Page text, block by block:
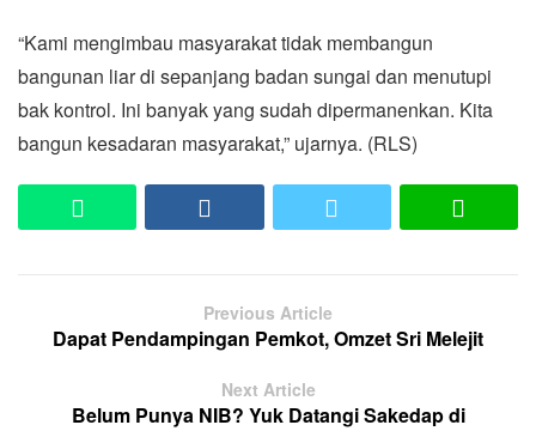
“Kami mengimbau masyarakat tidak membangun
bangunan liar di sepanjang badan sungai dan menutupi
bak kontrol. Ini banyak yang sudah dipermanenkan. Kita
bangun kesadaran masyarakat,” ujarnya. (RLS)
Previous Article
Dapat Pendampingan Pemkot, Omzet Sri Melejit
Next Article
Belum Punya NIB? Yuk Datangi Sakedap di